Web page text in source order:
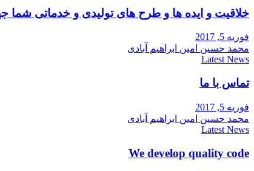
خلاقیت و ایده ها و طرح های تولیدی و خدماتی
فوریه 5, 2017
محمد حسین امین ابراهیم آبادی
Latest News
تماس با ما
فوریه 5, 2017
محمد حسین امین ابراهیم آبادی
Latest News
We develop quality code